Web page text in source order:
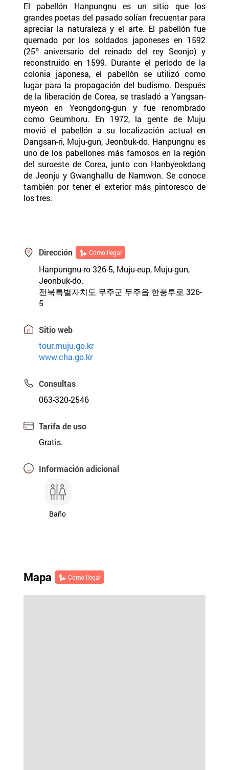
El pabellón Hanpungnu es un sitio que los
grandes poetas del pasado solían frecuentar para
apreciar la naturaleza y el arte. El pabellón fue
quemado por los soldados japoneses en 1592
(25º aniversario del reinado del rey Seonjo) y
reconstruido en 1599. Durante el período de la
colonia japonesa, el pabellón se utilizó como
lugar para la propagación del budismo. Después
de la liberación de Corea, se trasladó a Yangsan-
myeon en Yeongdong-gun y fue renombrado
como Geumhoru. En 1972, la gente de Muju
movió el pabellón a su localización actual en
Dangsan-ri, Muju-gun, Jeonbuk-do. Hanpungnu es
uno de los pabellones más famosos en la región
del suroeste de Corea, junto con Hanbyeokdang
de Jeonju y Gwanghallu de Namwon. Se conoce
también por tener el exterior más pintoresco de
los tres.
Dirección Cómo llegar
Hanpungnu-ro 326-5, Muju-eup, Muju-gun,
Jeonbuk-do.
전북특별자치도 무주군 무주읍 한풍루로 326-
5
Sitio web
tour.muju.go.kr
www.cha.go.kr
Consultas
063-320-2546
Tarifa de uso
Gratis.
Información adicional
Baño
Mapa Cómo llegar